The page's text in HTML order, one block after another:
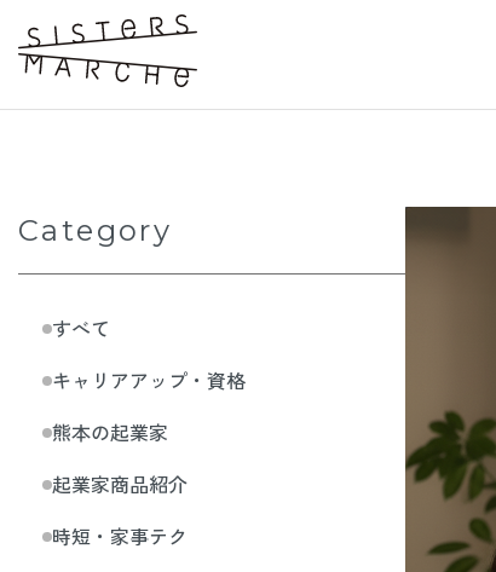
Category
すべて
キャリアアップ・資格
熊本の起業家
起業家商品紹介
時短・家事テク